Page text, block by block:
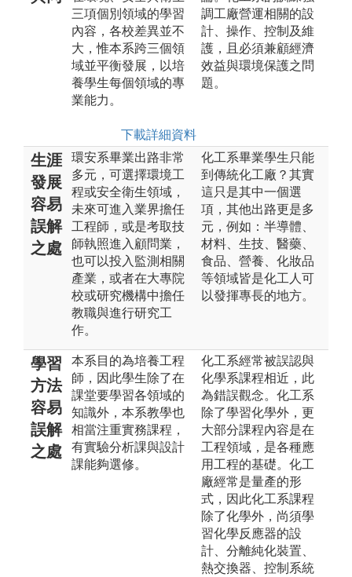
三項個別領域的學習
內容，各校差異並不
大，惟本系跨三個領
域並平衡發展，以培
養學生每個領域的專
業能力。
下載詳細資料
調工廠營運相關的設
計、操作、控制及維
護，且必須兼顧經濟
效益與環境保護之問
題。
生涯
發展
容易
誤解
之處
環安系畢業出路非常
多元，可選擇環境工
程或安全衛生領域，
未來可進入業界擔任
工程師，或是考取技
師執照進入顧問業，
也可以投入監測相關
產業，或者在大專院
校或研究機構中擔任
教職與進行研究工
作。
化工系畢業學生只能
到傳統化工廠？其實
這只是其中一個選
項，其他出路更是多
元，例如：半導體、
材料、生技、醫藥、
食品、營養、化妝品
等領域皆是化工人可
以發揮專長的地方。
學習
方法
容易
誤解
之處
本系目的為培養工程
師，因此學生除了在
課堂要學習各領域的
知識外，本系教學也
相當注重實務課程，
有實驗分析課與設計
課能夠選修。
化工系經常被誤認與
化學系課程相近，此
為錯誤觀念。化工系
除了學習化學外，更
大部分課程內容是在
工程領域，是各種應
用工程的基礎。化工
廠經常是量產的形
式，因此化工系課程
除了化學外，尚須學
習化學反應器的設
計、分離純化裝置、
熱交換器、控制系統